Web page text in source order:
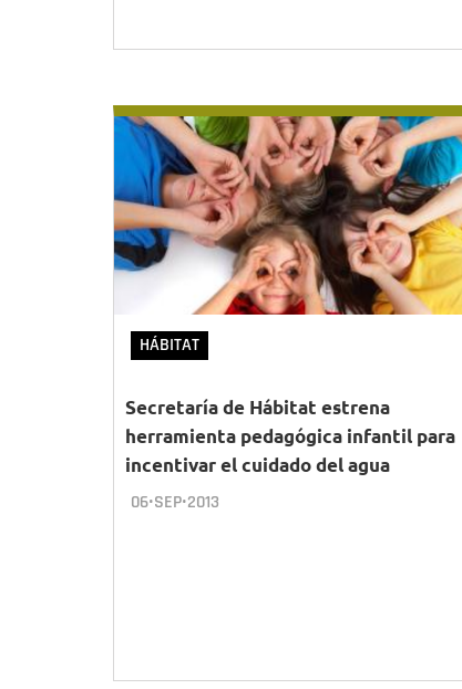
HÁBITAT
Secretaría de Hábitat estrena
herramienta pedagógica infantil para
incentivar el cuidado del agua
06•SEP•2013